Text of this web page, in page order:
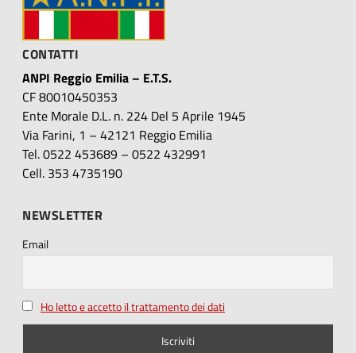
CONTATTI
ANPI Reggio Emilia – E.T.S.
CF 80010450353
Ente Morale D.L. n. 224 Del 5 Aprile 1945
Via Farini, 1 – 42121 Reggio Emilia
Tel. 0522 453689 – 0522 432991
Cell. 353 4735190
NEWSLETTER
Email
Ho letto e accetto il trattamento dei dati